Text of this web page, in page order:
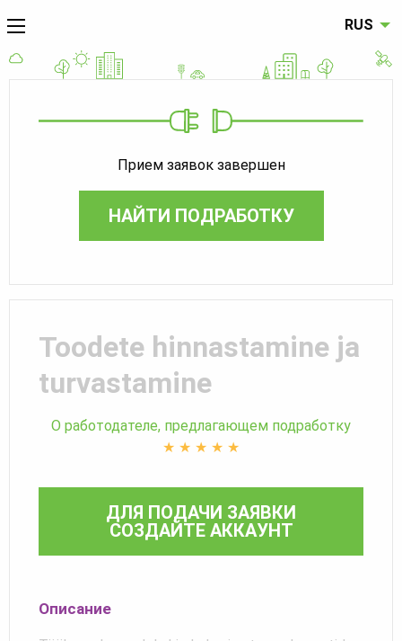
RUS
Прием заявок завершен
НАЙТИ ПОДРАБОТКУ
Toodete hinnastamine ja
turvastamine
О работодателе, предлагающем подработку
★ ★ ★ ★ ★
ДЛЯ ПОДАЧИ ЗАЯВКИ
СОЗДАЙТЕ АККАУНТ
Описание